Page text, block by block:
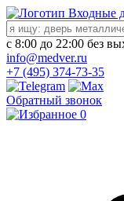
Входные
с 8:00 до 22:00 без
info@medver.ru
+7 (495) 374-73-35
Обратный звонок
0